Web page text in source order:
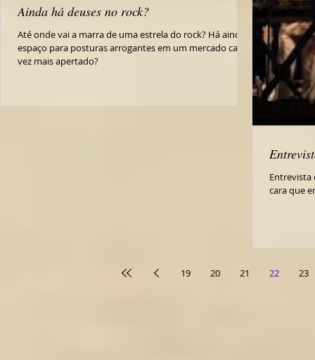
Ainda há deuses no rock?
Até onde vai a marra de uma estrela do rock? Há ainda
espaço para posturas arrogantes em um mercado cada
vez mais apertado?
Entrevista
cara que
19 20 21 22 23